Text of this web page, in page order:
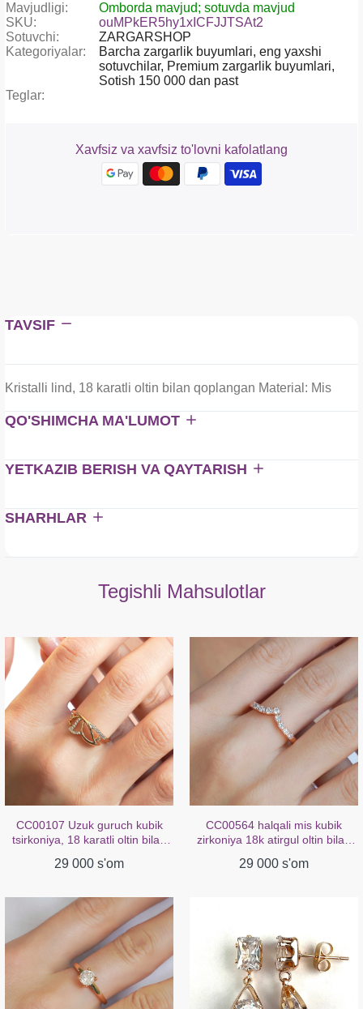
Mavjudligi:
Omborda mavjud; sotuvda mavjud
SKU:
ouMPkER5hy1xICFJJTSAt2
Sotuvchi:
ZARGARSHOP
Kategoriyalar:
Barcha zargarlik buyumlari, eng yaxshi
sotuvchilar, Premium zargarlik buyumlari,
Sotish 150 000 dan past
Teglar:
Xavfsiz va xavfsiz to'lovni kafolatlang
TAVSIF
Kristalli lind, 18 karatli oltin bilan qoplangan Material: Mis
QO'SHIMCHA MA'LUMOT
YETKAZIB BERISH VA QAYTARISH
SHARHLAR
Tegishli Mahsulotlar
CC00107 Uzuk guruch kubik
tsirkoniya, 18 karatli oltin bilan
29 000 s'om
CC00564 halqali mis kubik
zirkoniya 18k atirgul oltin bilan
29 000 s'om